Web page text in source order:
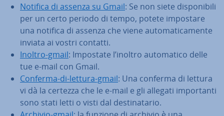
Notifica di assenza su Gmail: Se non siete di­spo­ni­bi­li
per un certo periodo di tempo, potete impostare
una notifica di assenza che viene au­to­ma­ti­ca­men­te
inviata ai vostri contatti.
Inoltro-gmail: Impostate l’inoltro au­to­ma­ti­co delle
tue e-mail con Gmail.
Conferma-di-lettura-gmail: Una conferma di lettura
vi dà la certezza che le e-mail e gli allegati im­por­tan­ti
sono stati letti o visti dal de­sti­na­ta­rio.